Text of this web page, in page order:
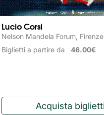
Lucio Corsi
Nelson Mandela Forum, Firenze
Biglietti a partire da 46.00€